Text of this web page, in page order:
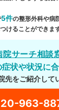
5件の整形外科や病
けることができます
院サーチ相談
状や状況に
先をご紹介して
963-